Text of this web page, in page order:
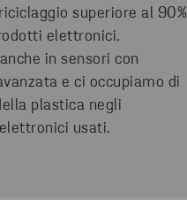
superiore al 90%
elettronici.
in sensori con
e ci occupiamo di
plastica negli
usati.